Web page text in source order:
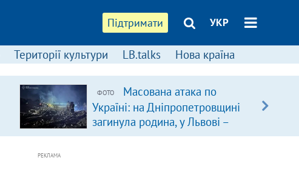
Підтримати УКР
Території культури LB.talks Нова країна
ФОТО
Масована атака по
Україні: на Дніпропетровщині
загинула родина, у Львові –
удар по багатоповерхівках
РЕКЛАМА